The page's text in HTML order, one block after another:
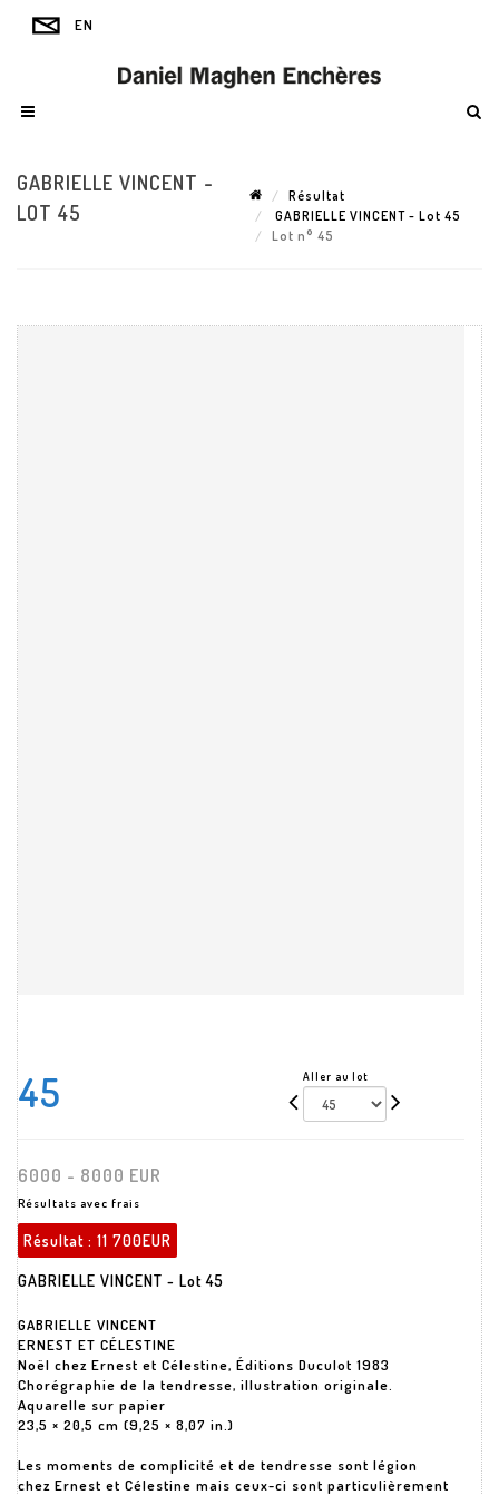
GABRIELLE VINCENT -
LOT 45
Résultat
GABRIELLE VINCENT - Lot 45
Lot n° 45
45 Aller au lot
6000 - 8000 EUR
Résultats avec frais
Résultat : 11 700EUR
GABRIELLE VINCENT - Lot 45
GABRIELLE VINCENT
ERNEST ET CÉLESTINE
Noël chez Ernest et Célestine, Éditions Duculot 1983
Chorégraphie de la tendresse, illustration originale.
Aquarelle sur papier
23,5 × 20,5 cm (9,25 × 8,07 in.)
Les moments de complicité et de tendresse sont légion
chez Ernest et Célestine mais ceux-ci sont particulièrement